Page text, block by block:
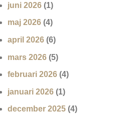
juni 2026 (1)
maj 2026 (4)
april 2026 (6)
mars 2026 (5)
februari 2026 (4)
januari 2026 (1)
december 2025 (4)